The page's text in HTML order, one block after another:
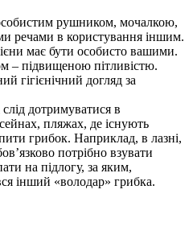
рушником, мочалкою,
речами в користування іншим.
має бути особисто вашими.
– підвищеною пітливістю.
гігієнічний догляд за
дотримуватися в
пляжах, де існують
грибок. Наприклад, в лазні,
потрібно взувати
на підлогу, за яким,
інший «володар» грибка.